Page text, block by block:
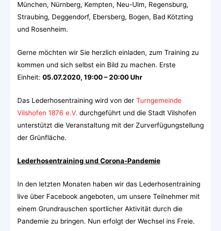
München, Nürnberg, Kempten, Neu-Ulm, Regensburg,
Straubing, Deggendorf, Ebersberg, Bogen, Bad Kötzting
und Rosenheim.
Gerne möchten wir Sie herzlich einladen, zum Training zu
kommen und sich selbst ein Bild zu machen. Erste
Einheit: 05.07.2020, 19:00 – 20:00 Uhr
Das Lederhosentraining wird von der Turngemeinde
Vilshofen 1876 e.V. durchgeführt und die Stadt Vilshofen
unterstützt die Veranstaltung mit der Zurverfügungstellung
der Grünfläche.
Lederhosentraining und Corona-Pandemie
In den letzten Monaten haben wir das Lederhosentraining
live über Facebook angeboten, um unsere Teilnehmer mit
einem Grundrauschen sportlicher Aktivität durch die
Pandemie zu bringen. Nun erfolgt der Wechsel ins Freie.